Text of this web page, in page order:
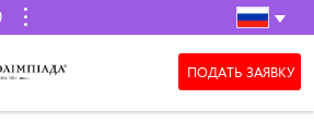
ПОДАТЬ ЗАЯВКУ